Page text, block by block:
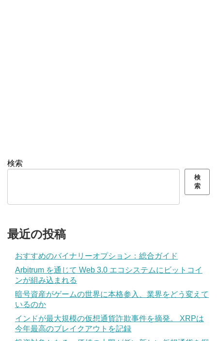
検索
検
索
最近の投稿
おすすめのバイナリーオプション：総合ガイド
Arbitrum を通じて Web 3.0 エコシステムにビットコイ
ンが組み込まれる
暗号資産がゲームの世界に本格参入、業界をどう変えて
いるのか
インドが最大規模の仮想通貨詐欺事件を摘発。 XRPは
今年最高のブレイクアウトを記録